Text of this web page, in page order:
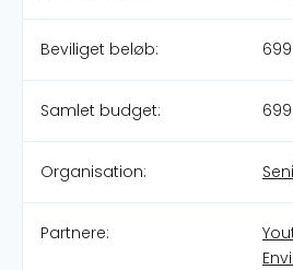
Beviliget beløb:
Samlet budget:
Organisation:
Partnere: